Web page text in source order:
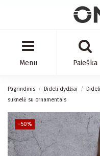
Menu Paieška
Pagrindinis Dideli dydžiai
suknelė su ornamentais
−50%